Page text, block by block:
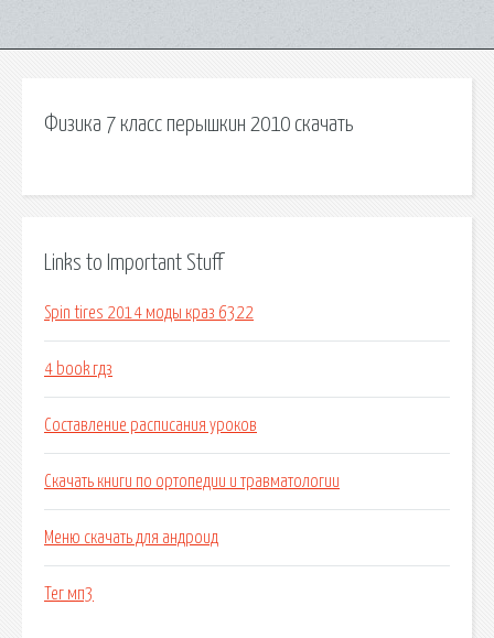
Физика 7 класс перышкин 2010 скачать
Links to Important Stuff
Spin tires 2014 моды краз 6322
4 book гдз
Составление расписания уроков
Скачать книги по ортопедии и травматологии
Меню скачать для андроид
Тег мп3